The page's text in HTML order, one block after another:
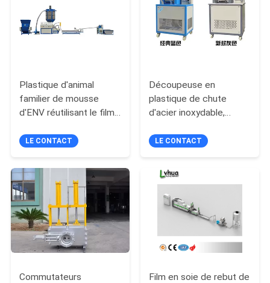
PLAN
DU
PRIVACY
POLICY
Plastique d'animal
familier de mousse
d'ENV réutilisant le film
heure de la sortie
LE CONTACT
Découpeuse en
plastique de chute
d'acier inoxydable,
coupeur de déchets de
LE CONTACT
Commutateurs
Film en soie de rebut de